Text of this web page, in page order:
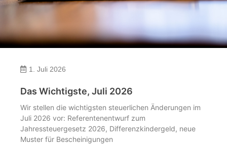
1. Juli 2026
Das Wichtigste, Juli 2026
Wir stellen die wichtigsten steuerlichen Änderungen im
Juli 2026 vor: Referentenentwurf zum
Jahressteuergesetz 2026, Differenzkindergeld, neue
Muster für Bescheinigungen